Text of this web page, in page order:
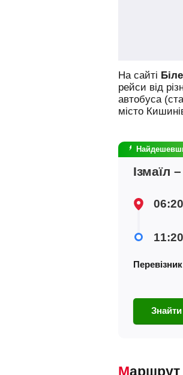
На сайті
рейси від
автобуса
місто
Ізмаїл
06:20
11:20